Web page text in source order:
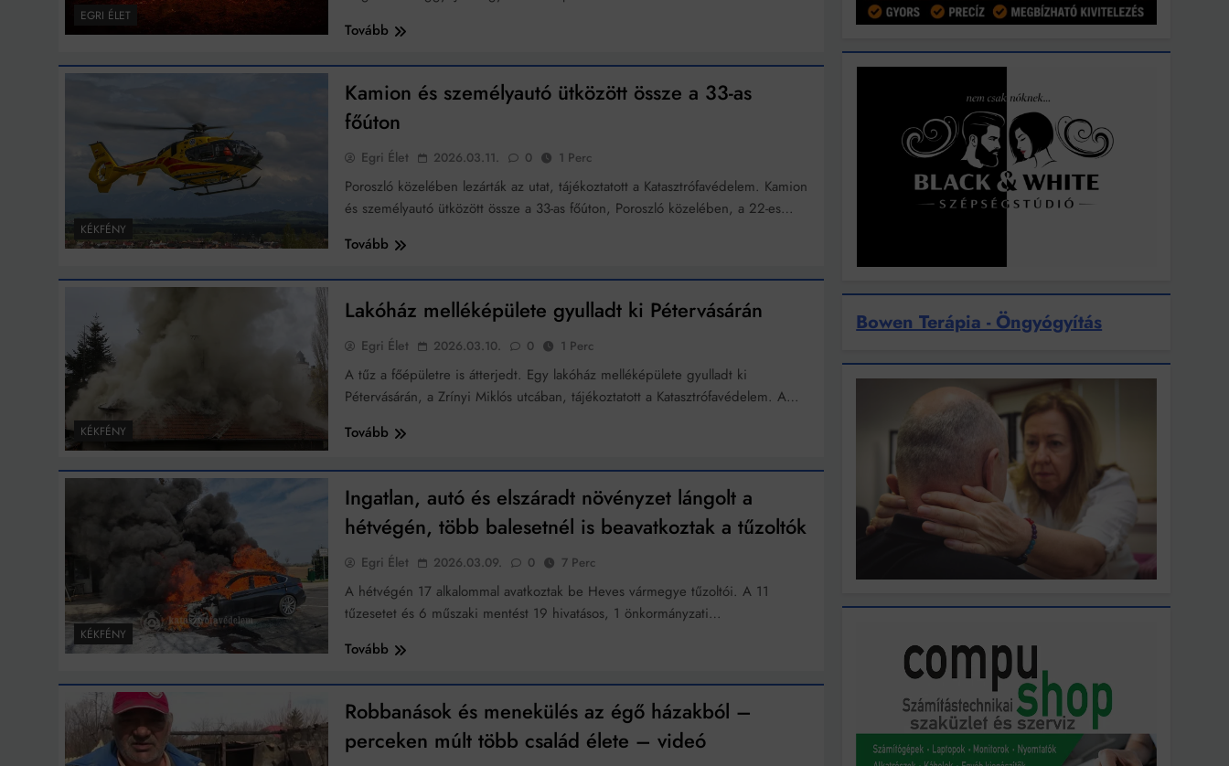
EGRI ÉLET
Tovább
KÉKFÉNY
Kamion és személyautó ütközött össze a 33-as
főúton
Egri Élet 2026.03.11. 0 1 Perc
Poroszló közelében lezárták az utat, tájékoztatott a Katasztrófavédelem. Kamion
és személyautó ütközött össze a 33-as főúton, Poroszló közelében, a 22-es…
Tovább
KÉKFÉNY
Lakóház melléképülete gyulladt ki Pétervásárán
Egri Élet 2026.03.10. 0 1 Perc
A tűz a főépületre is átterjedt. Egy lakóház melléképülete gyulladt ki
Pétervásárán, a Zrínyi Miklós utcában, tájékoztatott a Katasztrófavédelem. A…
Tovább
KÉKFÉNY
Ingatlan, autó és elszáradt növényzet lángolt a
hétvégén, több balesetnél is beavatkoztak a tűzoltók
Egri Élet 2026.03.09. 0 7 Perc
A hétvégén 17 alkalommal avatkoztak be Heves vármegye tűzoltói. A 11
tűzesetet és 6 műszaki mentést 19 hivatásos, 1 önkormányzati…
Tovább
Robbanások és menekülés az égő házakból –
perceken múlt több család élete – videó
Bowen Terápia - Öngyógyítás